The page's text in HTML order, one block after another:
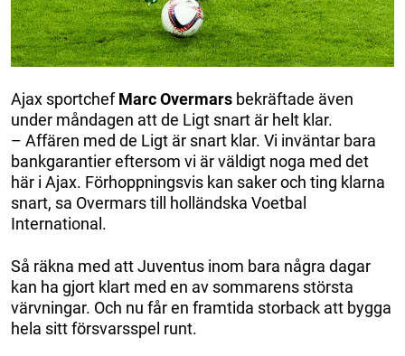
Ajax sportchefMarc Overmars bekräftade även
under måndagen att de Ligt snart är helt klar.
– Affären med de Ligt är snart klar. Vi inväntar bara
bankgarantier eftersom vi är väldigt noga med det
här i Ajax. Förhoppningsvis kan saker och ting klarna
snart, sa Overmars till holländska Voetbal
International.
Så räkna med att Juventus inom bara några dagar
kan ha gjort klart med en av sommarens största
värvningar. Och nu får en framtida storback att bygga
hela sitt försvarsspel runt.